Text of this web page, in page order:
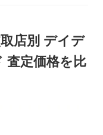
店別 デイデ
査定価格を比